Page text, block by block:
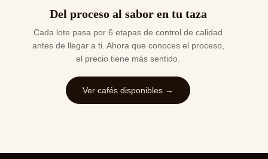
Del proceso al sabor en tu taza
Cada lote pasa por 6 etapas de control de calidad
antes de llegar a ti. Ahora que conoces el proceso,
el precio tiene más sentido.
Ver cafés disponibles →